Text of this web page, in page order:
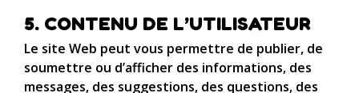
5. CONTENU DE L’UTILISATEUR
Le site Web peut vous permettre de publier, de
soumettre ou d’afficher des informations, des
messages, des suggestions, des questions, des